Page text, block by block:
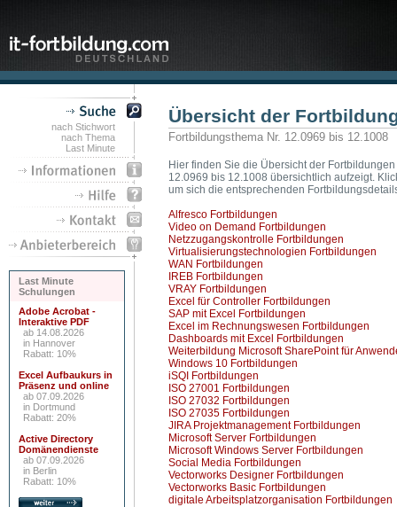
nach Stichwort
nach Thema
Last Minute
Last Minute
Schulungen
Adobe Acrobat -
Interaktive PDF
ab 14.08.2026
in Hannover
Rabatt: 10%
Excel Aufbaukurs in
Präsenz und online
ab 07.09.2026
in Dortmund
Rabatt: 20%
Active Directory
Domänendienste
ab 07.09.2026
in Berlin
Rabatt: 10%
Übersicht der
Fortbildungsthema Nr. 12.0969 bis 12.1008
Hier finden Sie die Übersicht der
12.0969 bis 12.1008 übersichtlich aufzeigt.
um sich die entsprechenden
Alfresco Fortbildungen
Video on Demand Fortbildungen
Netzzugangskontrolle Fortbildungen
Virtualisierungstechnologien Fortbildungen
WAN Fortbildungen
IREB Fortbildungen
VRAY Fortbildungen
Excel für Controller Fortbildungen
SAP mit Excel Fortbildungen
Excel im Rechnungswesen Fortbildungen
Dashboards mit Excel Fortbildungen
Weiterbildung Microsoft SharePoint für
Windows 10 Fortbildungen
iSQI Fortbildungen
ISO 27001 Fortbildungen
ISO 27032 Fortbildungen
ISO 27035 Fortbildungen
JIRA Projektmanagement Fortbildungen
Microsoft Server Fortbildungen
Microsoft Windows Server Fortbildungen
Social Media Fortbildungen
Vectorworks Designer Fortbildungen
Vectorworks Basic Fortbildungen
digitale Arbeitsplatzorganisation Fortbildungen